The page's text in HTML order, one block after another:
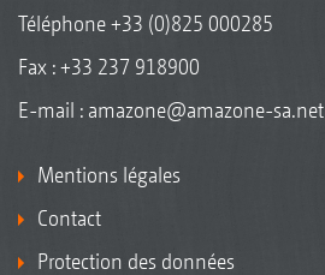
Téléphone+33 (0)825 000285
Fax : +33 237 918900
E-mail : amazone@amazone-sa.net
Mentions légales
Contact
Protection des données